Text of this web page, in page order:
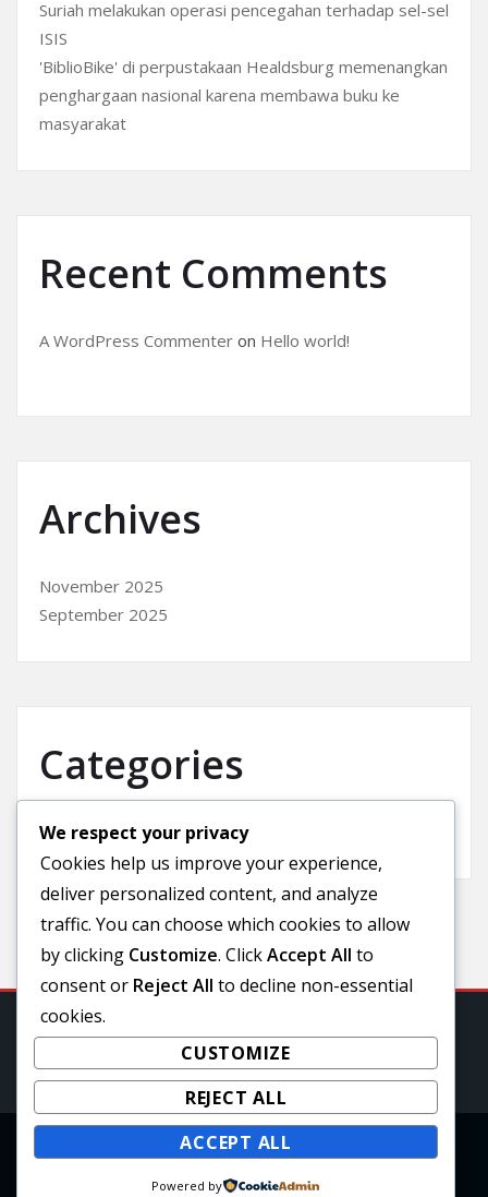
Suriah melakukan operasi pencegahan terhadap sel-sel
ISIS
'BiblioBike' di perpustakaan Healdsburg memenangkan
penghargaan nasional karena membawa buku ke
masyarakat
Recent Comments
A WordPress Commenter on Hello world!
Archives
November 2025
September 2025
Categories
Uncategorized
Copyright © 2025 | Powered byWordPress |
awpbusinesspress theme by A WP Life
We respect your privacy
Cookies help us improve your experience,
deliver personalized content, and analyze
traffic. You can choose which cookies to allow
by clicking Customize. ClickAccept All to
consent or Reject All to decline non-essential
cookies.
CUSTOMIZE
REJECT ALL
ACCEPT ALL
Powered by